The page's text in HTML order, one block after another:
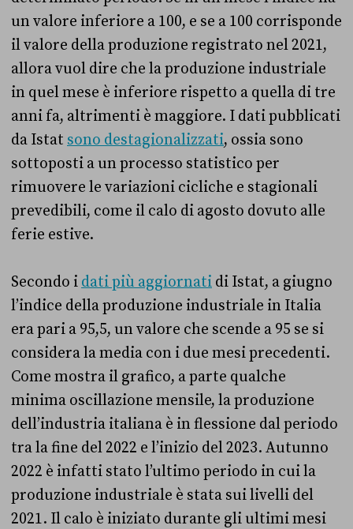
un valore inferiore a 100, e se a 100 corrisponde
il valore della produzione registrato nel 2021,
allora vuol dire che la produzione industriale
in quel mese è inferiore rispetto a quella di tre
anni fa, altrimenti è maggiore. I dati pubblicati
da Istat sono destagionalizzati, ossia sono
sottoposti a un processo statistico per
rimuovere le variazioni cicliche e stagionali
prevedibili, come il calo di agosto dovuto alle
ferie estive.
Secondo i dati più aggiornati di Istat, a giugno
l’indice della produzione industriale in Italia
era pari a 95,5, un valore che scende a 95 se si
considera la media con i due mesi precedenti.
Come mostra il grafico, a parte qualche
minima oscillazione mensile, la produzione
dell’industria italiana è in flessione dal periodo
tra la fine del 2022 e l’inizio del 2023. Autunno
2022 è infatti stato l’ultimo periodo in cui la
produzione industriale è stata sui livelli del
2021. Il calo è iniziato durante gli ultimi mesi